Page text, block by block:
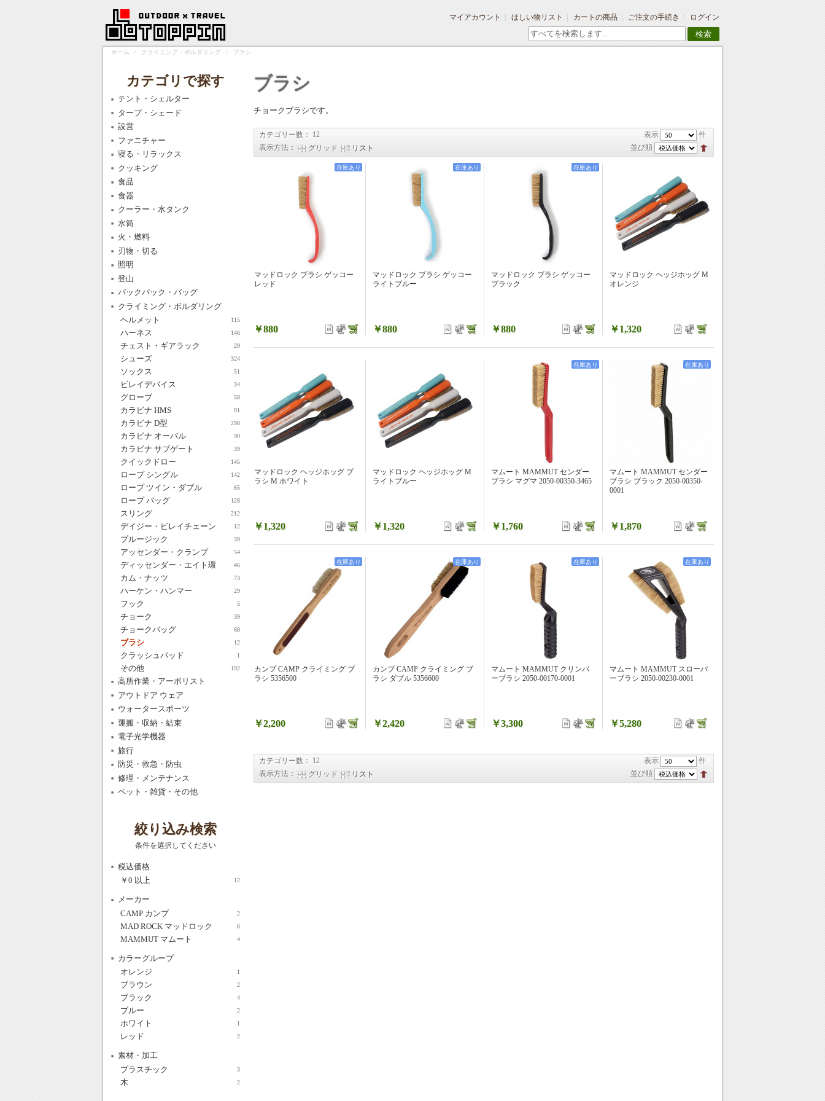
マイアカウント ほしい物リスト カートの商品 ご注文の手続き ログイン
検索
ホーム / クライミング・ボルダリング / ブラシ
ブラシ
チョークブラシです。
カテゴリー数： 12 表示
件
表示方法：
グリッド リスト 並び順
マッドロック ブラシ ゲッコー
レッド
￥880
在庫あり
マッドロック ブラシ ゲッコー
ライトブルー
￥880
在庫あり
マッドロック ブラシ ゲッコー
ブラック
￥880
在庫あり
マッドロック ヘッジホッグ M
オレンジ
￥1,320
マッドロック ヘッジホッグ ブ
ラシ M ホワイト
￥1,320
マッドロック ヘッジホッグ M
ライトブルー
￥1,320
マムート MAMMUT センダー
ブラシ マグマ 2050-00350-3465
￥1,760
在庫あり
マムート MAMMUT センダー
ブラシ ブラック 2050-00350-
0001
￥1,870
在庫あり
カンプ CAMP クライミング ブ
ラシ 5356500
￥2,200
在庫あり
カンプ CAMP クライミング ブ
ラシ ダブル 5356600
￥2,420
在庫あり
マムート MAMMUT クリンパ
ーブラシ 2050-00170-0001
￥3,300
在庫あり
マムート MAMMUT スローパ
ーブラシ 2050-00230-0001
￥5,280
在庫あり
カテゴリー数： 12 表示
件
表示方法：
グリッド リスト 並び順
カテゴリで探す
テント・シェルター
タープ・シェード
設営
ファニチャー
寝る・リラックス
クッキング
食品
食器
クーラー・水タンク
水筒
火・燃料
刃物・切る
照明
登山
バックパック・バッグ
クライミング・ボルダリング
ヘルメット
115
ハーネス 146
チェスト・ギアラック 29
シューズ 324
ソックス 51
ビレイデバイス 34
グローブ 58
カラビナ HMS 91
カラビナ D型 298
カラビナ オーバル 90
カラビナ サブゲート 39
クイックドロー 145
ロープ シングル 142
ロープ ツイン・ダブル 65
ロープ バッグ 128
スリング 212
デイジー・ビレイチェーン 12
プルージック 39
アッセンダー・クランプ 54
ディッセンダー・エイト環 46
カム・ナッツ 73
ハーケン・ハンマー 29
フック 5
チョーク 39
チョークバッグ 68
ブラシ 12
クラッシュパッド 1
その他 192
高所作業・アーボリスト
アウトドア ウェア
ウォータースポーツ
運搬・収納・結束
電子光学機器
旅行
防災・救急・防虫
修理・メンテナンス
ペット・雑貨・その他
絞り込み検索
条件を選択してください
税込価格
￥0 以上 12
メーカー
CAMP カンプ
2
MAD ROCK マッドロック 6
MAMMUT マムート 4
カラーグループ
オレンジ
1
ブラウン 2
ブラック 4
ブルー 2
ホワイト 1
レッド 2
素材・加工
プラスチック
3
木 2